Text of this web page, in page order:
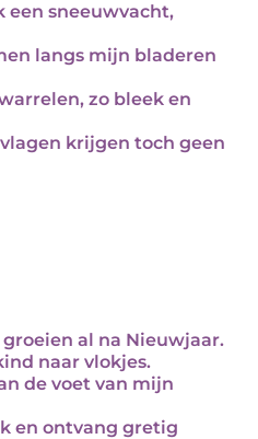
een sneeuwvacht,
langs mijn bladeren
zo bleek en
krijgen toch geen
al na Nieuwjaar.
naar vlokjes.
de voet van mijn
en ontvang gretig